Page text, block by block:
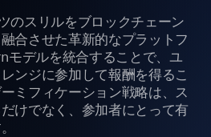
のスリルをブロックチェーン
合させた革新的なプラットフ
モデルを統合することで、ユ
ンジに参加して報酬を得るこ
ミフィケーション戦略は、ス
けでなく、参加者にとって有